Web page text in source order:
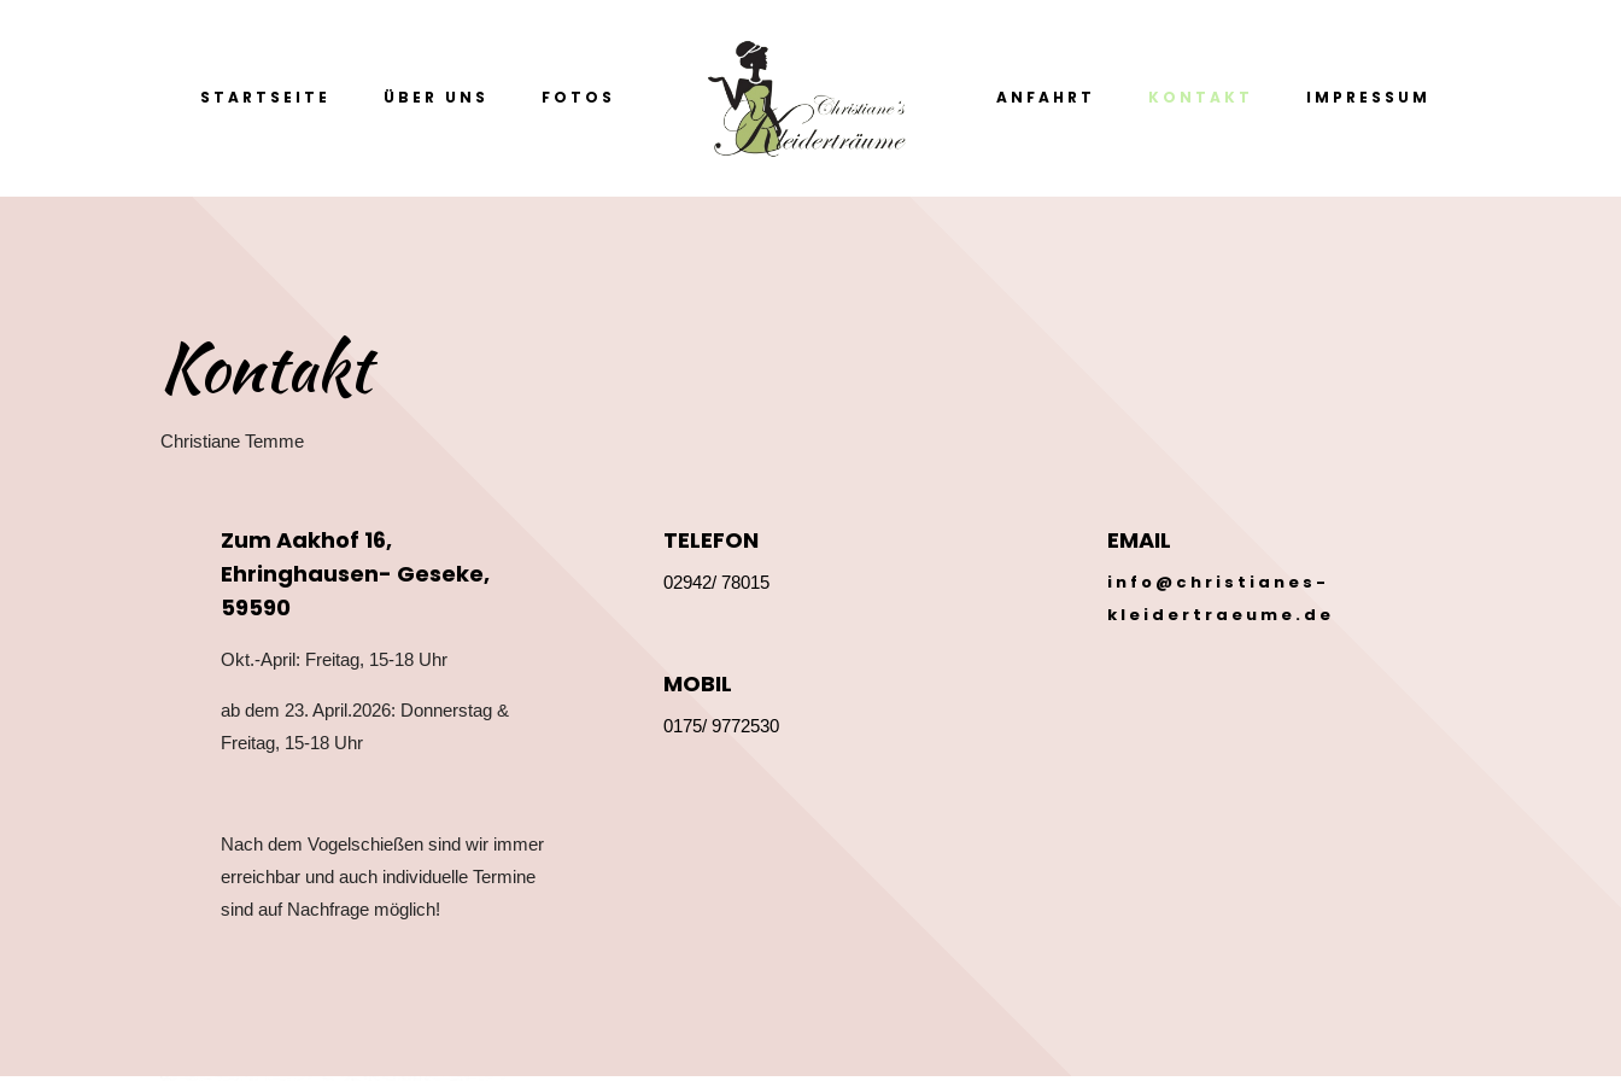
STARTSEITE ÜBER UNS FOTOS ANFAHRT KONTAKT IMPRESSUM
Kontakt
Christiane Temme
Zum Aakhof 16,
Ehringhausen- Geseke,
59590
Okt.-April: Freitag, 15-18 Uhr
ab dem 23. April.2026: Donnerstag &
Freitag, 15-18 Uhr
Nach dem Vogelschießen sind wir immer
erreichbar und auch individuelle Termine
sind auf Nachfrage möglich!
TELEFON
02942/ 78015
MOBIL
0175/ 9772530
EMAIL
info@christianes-
kleidertraeume.de